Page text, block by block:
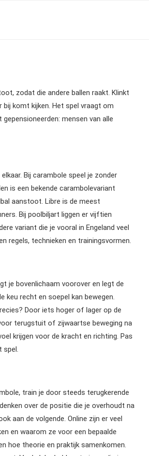
zodat die andere ballen raakt. Klinkt
bij komt kijken. Het spel vraagt om
mensen van alle
Bij carambole speel je zonder
is een bekende carambolevariant
aanstoot. Libre is de meest
Bij poolbiljart liggen er vijftien
variant die je vooral in Engeland veel
regels, technieken en trainingsvormen.
je bovenlichaam voorover en legt de
keu recht en soepel kan bewegen.
Door iets hoger of lager op de
terugstuit of zijwaartse beweging na
krijgen voor de kracht en richting. Pas
spel.
train je door steeds terugkerende
over de positie die je overhoudt na
aan de volgende. Online zijn er veel
en waarom ze voor een bepaalde
hoe theorie en praktijk samenkomen.